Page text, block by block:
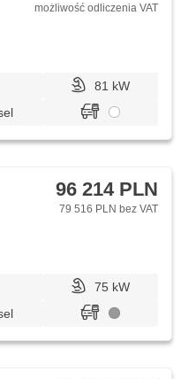
możliwość odliczenia VAT
81 kW
96 214 PLN
79 516 PLN bez VAT
75 kW